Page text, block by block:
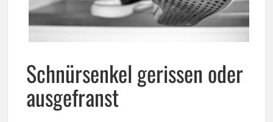
Schnürsenkel gerissen oder
ausgefranst